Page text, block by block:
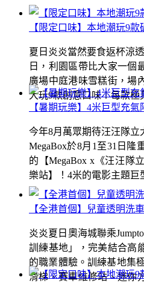
【限定口味】本地潮玩9
夏日炎炎當然要食返杯涼
日，利園區帶比大家一個
廣場中庭港味雪糕街，場
大玩9款創意口味！每款極
【全港首個】兒童透明洗
炎炎夏日奧海城聯乘
訓練基地」，完美結合高
的職業體驗。訓練基地集
滑梯、賽車維修站、迷你
【暑期玩樂】4米巨型充氣
今年8月萬眾期待汪汪隊立
MegaBox於8月1至31日隆
的【MegaBox x《汪汪隊
樂站】！4米的電影主題巨